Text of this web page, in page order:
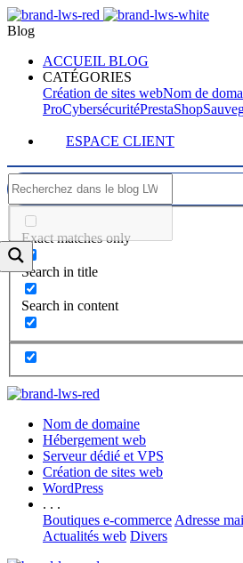
Blog
ACCUEIL BLOG
CATÉGORIES
Création de sites webNom de
ProCybersécuritéPrestaShop
ESPACE CLIENT
Exact matches only
Search in title
Search in content
Nom de domaine
Hébergement web
Serveur dédié et VPS
Création de sites web
WordPress
. . .
Boutiques e-commerce Adresse
Actualités web Divers